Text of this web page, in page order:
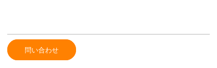
問い合わせ